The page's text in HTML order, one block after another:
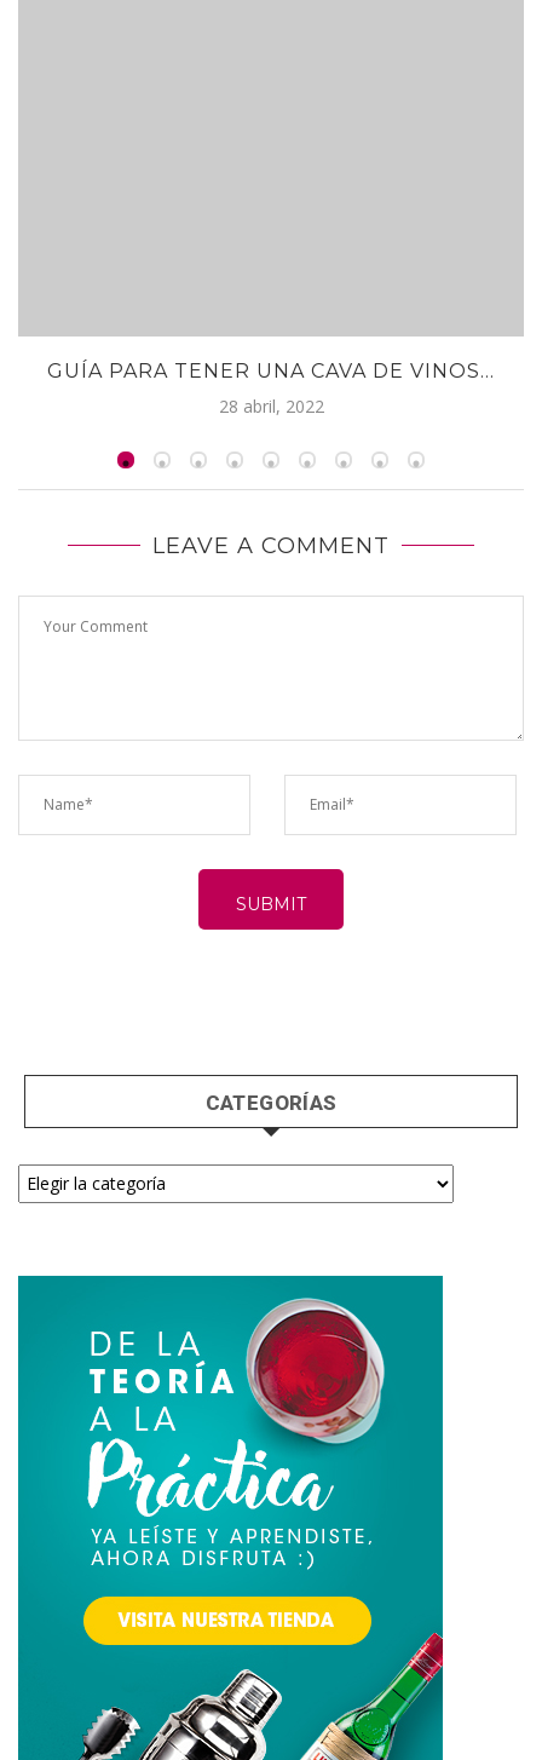
GUÍA PARA TENER UNA CAVA DE VINOS...
28 abril, 2022
LEAVE A COMMENT
CATEGORÍAS